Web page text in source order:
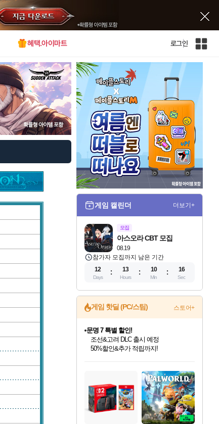
혜택.아이마트 로그인
인
게임 캘린더 더보기+
모집
08.19
아스오라 CBT 모집
참가자 모집까지 남은 기간
12
Days
13
Hours
10
Min
15
Sec
게임 핫딜 (PC/스팀) 스토어+
최대 90% 할인가를 만나보세요!
네이버혜택과 함께 만나보세요!
문명 7 특별 할인!
조선&고려 DLC 출시 예정
50%할인&추가 적립까지!
이니&베니 혜택까지!
네이버 혜택가와 함께 예약하세요!
할인&네이버혜택으로 만나보세요!
네이버페이 혜택과 만나보세요!
40주년 프로모션으로 만나보세요!
네이버 포인트 혜택까지!
할인가에 만나보세요!
일부 에디션 상시 할인!
혜택으로 예약 판매 중
편안하게 충전하세요